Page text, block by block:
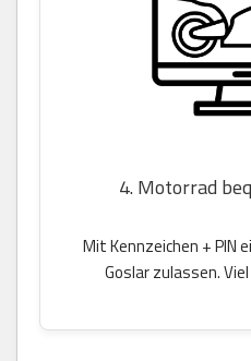
4. Motorrad
Mit Kennzeichen + PIN
Goslar zulassen.